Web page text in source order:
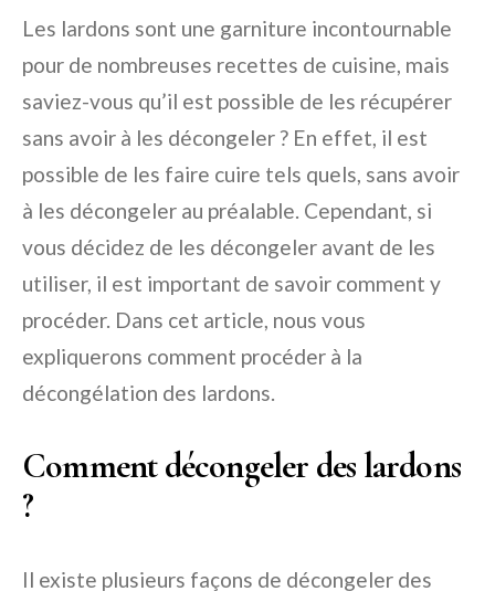
Les lardons sont une garniture incontournable
pour de nombreuses recettes de cuisine, mais
saviez-vous qu’il est possible de les récupérer
sans avoir à les décongeler ? En effet, il est
possible de les faire cuire tels quels, sans avoir
à les décongeler au préalable. Cependant, si
vous décidez de les décongeler avant de les
utiliser, il est important de savoir comment y
procéder. Dans cet article, nous vous
expliquerons comment procéder à la
décongélation des lardons.
Comment décongeler des lardons
?
Il existe plusieurs façons de décongeler des